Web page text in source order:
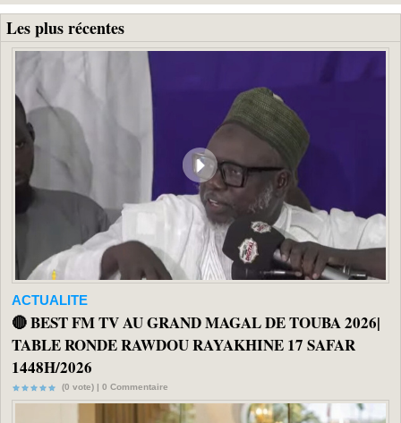
Les plus récentes
ACTUALITE
🔴 BEST FM TV AU GRAND MAGAL DE TOUBA 2026|
TABLE RONDE RAWDOU RAYAKHINE 17 SAFAR
1448H/2026
(0 vote) | 0 Commentaire